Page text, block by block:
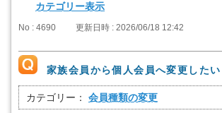
カテゴリー表示
No : 4690 更新日時 : 2026/06/18 12:42
家族会員から個人会員へ変更したい
カテゴリー： 会員種類の変更